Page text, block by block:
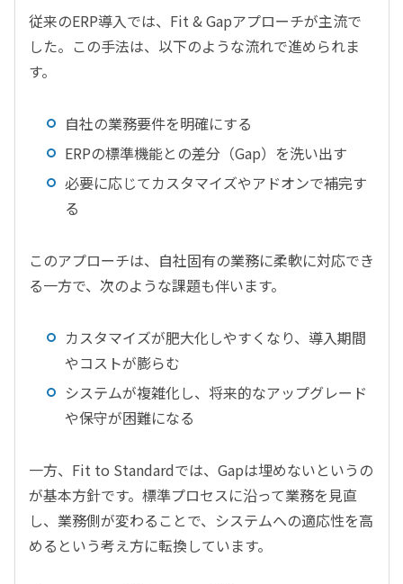
従来のERP導入では、Fit & Gapアプローチが主流で
した。この手法は、以下のような流れで進められま
す。
自社の業務要件を明確にする
ERPの標準機能との差分（Gap）を洗い出す
必要に応じてカスタマイズやアドオンで補完す
る
このアプローチは、自社固有の業務に柔軟に対応でき
る一方で、次のような課題も伴います。
カスタマイズが肥大化しやすくなり、導入期間
やコストが膨らむ
システムが複雑化し、将来的なアップグレード
や保守が困難になる
一方、Fit to Standardでは、Gapは埋めないというの
が基本方針です。標準プロセスに沿って業務を見直
し、業務側が変わることで、システムへの適応性を高
めるという考え方に転換しています。